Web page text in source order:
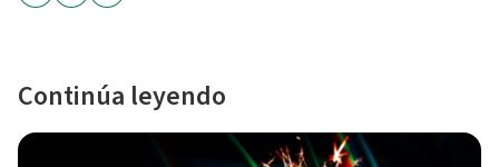
Continúa leyendo